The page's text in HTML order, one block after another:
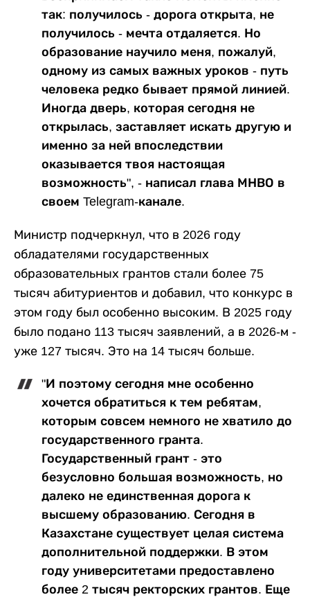
так: получилось - дорога открыта, не
получилось - мечта отдаляется. Но
образование научило меня, пожалуй,
одному из самых важных уроков - путь
человека редко бывает прямой линией.
Иногда дверь, которая сегодня не
открылась, заставляет искать другую и
именно за ней впоследствии
оказывается твоя настоящая
возможность", - написал глава МНВО в
своем Telegram-канале.
Министр подчеркнул, что в 2026 году
обладателями государственных
образовательных грантов стали более 75
тысяч абитуриентов и добавил, что конкурс в
этом году был особенно высоким. В 2025 году
было подано 113 тысяч заявлений, а в 2026-м -
уже 127 тысяч. Это на 14 тысяч больше.
"И поэтому сегодня мне особенно
хочется обратиться к тем ребятам,
которым совсем немного не хватило до
государственного гранта.
Государственный грант - это
безусловно большая возможность, но
далеко не единственная дорога к
высшему образованию. Сегодня в
Казахстане существует целая система
дополнительной поддержки. В этом
году университетами предоставлено
более 2 тысяч ректорских грантов. Еще